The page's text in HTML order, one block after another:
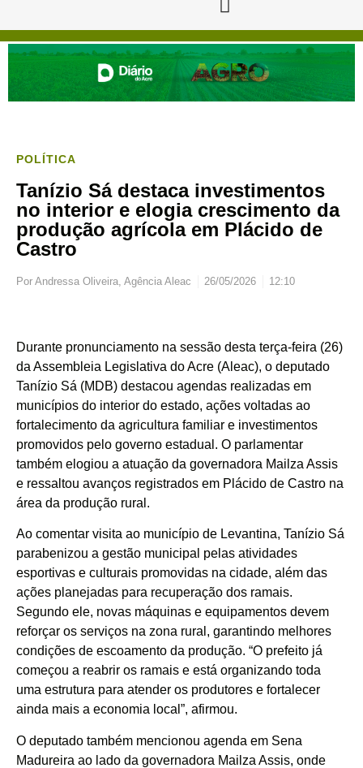
POLÍTICA
Tanízio Sá destaca investimentos
no interior e elogia crescimento da
produção agrícola em Plácido de
Castro
Por Andressa Oliveira, Agência Aleac 26/05/2026 12:10
Durante pronunciamento na sessão desta terça-feira (26)
da Assembleia Legislativa do Acre (Aleac), o deputado
Tanízio Sá (MDB) destacou agendas realizadas em
municípios do interior do estado, ações voltadas ao
fortalecimento da agricultura familiar e investimentos
promovidos pelo governo estadual. O parlamentar
também elogiou a atuação da governadora Mailza Assis
e ressaltou avanços registrados em Plácido de Castro na
área da produção rural.
Ao comentar visita ao município de Levantina, Tanízio Sá
parabenizou a gestão municipal pelas atividades
esportivas e culturais promovidas na cidade, além das
ações planejadas para recuperação dos ramais.
Segundo ele, novas máquinas e equipamentos devem
reforçar os serviços na zona rural, garantindo melhores
condições de escoamento da produção. “O prefeito já
começou a reabrir os ramais e está organizando toda
uma estrutura para atender os produtores e fortalecer
ainda mais a economia local”, afirmou.
O deputado também mencionou agenda em Sena
Madureira ao lado da governadora Mailza Assis, onde